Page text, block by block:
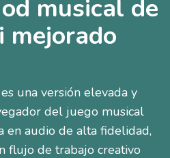
musical de
mejorado
una versión elevada y
del juego musical
en audio de alta fidelidad,
flujo de trabajo creativo